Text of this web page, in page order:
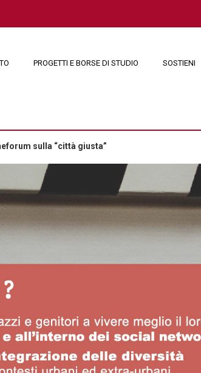
PROGETTI E BORSE DI STUDIO SOSTIENI
sulla “città giusta”